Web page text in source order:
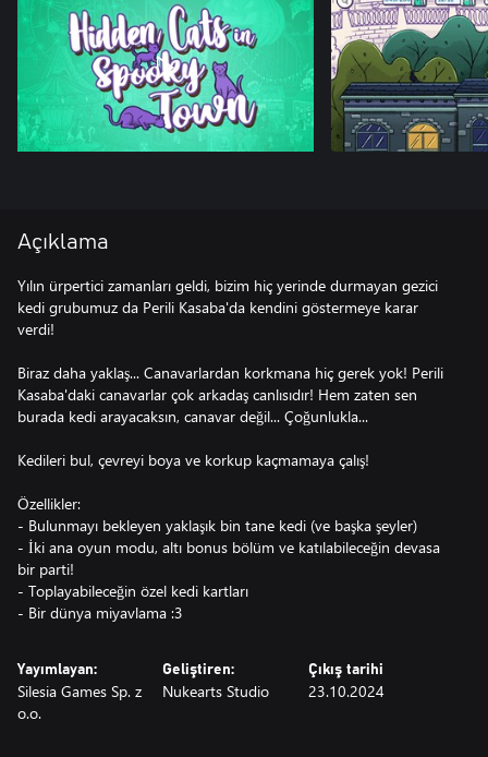
Açıklama
Yılın ürpertici zamanları geldi, bizim hiç yerinde durmayan gezici
kedi grubumuz da Perili Kasaba'da kendini göstermeye karar
verdi!
Biraz daha yaklaş... Canavarlardan korkmana hiç gerek yok! Perili
Kasaba'daki canavarlar çok arkadaş canlısıdır! Hem zaten sen
burada kedi arayacaksın, canavar değil... Çoğunlukla...
Kedileri bul, çevreyi boya ve korkup kaçmamaya çalış!
Özellikler:
- Bulunmayı bekleyen yaklaşık bin tane kedi (ve başka şeyler)
- İki ana oyun modu, altı bonus bölüm ve katılabileceğin devasa
bir parti!
- Toplayabileceğin özel kedi kartları
- Bir dünya miyavlama :3
Yayımlayan:
Silesia Games Sp. z
o.o.
Geliştiren:
Nukearts Studio
Çıkış tarihi
23.10.2024